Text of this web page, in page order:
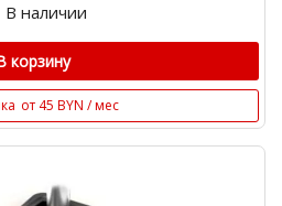
В наличии
корзину
от 45 BYN / мес